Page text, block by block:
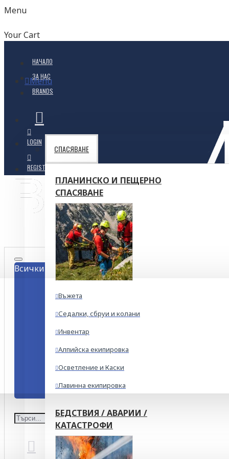
Menu
Your Cart
НАЧАЛО
ЗА НАС
BRANDS
Menu
СПАСЯВАНЕ
ПЛАНИНСКО И ПЕЩЕРНО
СПАСЯВАНЕ
Въжета
Седалки, сбруи и колани
Инвентар
Алпийска екипировка
Осветление и Каски
Лавинна екипировка
БЕДСТВИЯ / АВАРИИ /
КАТАСТРОФИ
Всички
LOGIN
REGISTER